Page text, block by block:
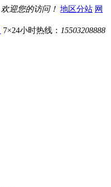
迎您的访问！ 地区分站 网
7×24小时热线： 15503208888